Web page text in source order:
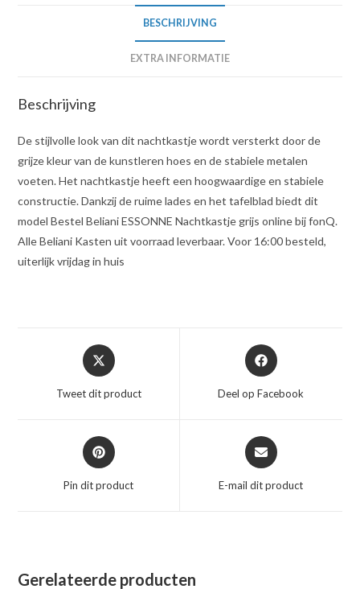
BESCHRIJVING
EXTRA INFORMATIE
Beschrijving
De stijlvolle look van dit nachtkastje wordt versterkt door de
grijze kleur van de kunstleren hoes en de stabiele metalen
voeten. Het nachtkastje heeft een hoogwaardige en stabiele
constructie. Dankzij de ruime lades en het tafelblad biedt dit
model Bestel Beliani ESSONNE Nachtkastje grijs online bij fonQ.
Alle Beliani Kasten uit voorraad leverbaar. Voor 16:00 besteld,
uiterlijk vrijdag in huis
Opent
in
nieuw
Tweet dit product
Opent
in
nieuw
Deel op Facebook
Opent
in
nieuw
Pin dit product
Opent
in
nieuw
E-mail dit product
Gerelateerde producten